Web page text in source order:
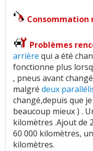
Consommation
Problèmes
arrière qui a été
fonctionne plus
, pneus avant
malgré deux
changé,depuis que
beaucoup mieux ) .
kilomètres .Ajout de
60 000 kilomètres,
kilomètres.